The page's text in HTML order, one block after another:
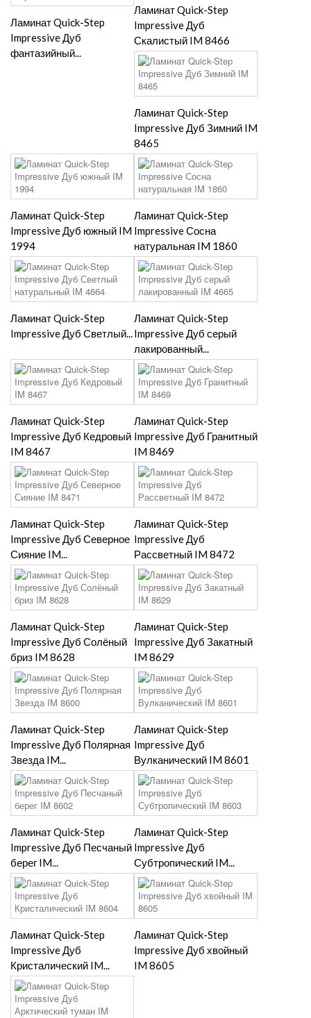
Ламинат Quick-Step
Impressive Дуб
фантазийный...
Ламинат Quick-Step
Impressive Дуб
Скалистый IM 8466
Ламинат Quick-Step
Impressive Дуб Зимний IM
8465
Ламинат Quick-Step
Impressive Дуб южный IM
1994
Ламинат Quick-Step
Impressive Сосна
натуральная IM 1860
Ламинат Quick-Step
Impressive Дуб Светлый...
Ламинат Quick-Step
Impressive Дуб серый
лакированный...
Ламинат Quick-Step
Impressive Дуб Кедровый
IM 8467
Ламинат Quick-Step
Impressive Дуб Гранитный
IM 8469
Ламинат Quick-Step
Impressive Дуб Северное
Сияние IM...
Ламинат Quick-Step
Impressive Дуб
Рассветный IM 8472
Ламинат Quick-Step
Impressive Дуб Солёный
бриз IM 8628
Ламинат Quick-Step
Impressive Дуб Закатный
IM 8629
Ламинат Quick-Step
Impressive Дуб Полярная
Звезда IM...
Ламинат Quick-Step
Impressive Дуб
Вулканический IM 8601
Ламинат Quick-Step
Impressive Дуб Песчаный
берег IM...
Ламинат Quick-Step
Impressive Дуб
Субтропический IM...
Ламинат Quick-Step
Impressive Дуб
Кристалический IM...
Ламинат Quick-Step
Impressive Дуб хвойный
IM 8605